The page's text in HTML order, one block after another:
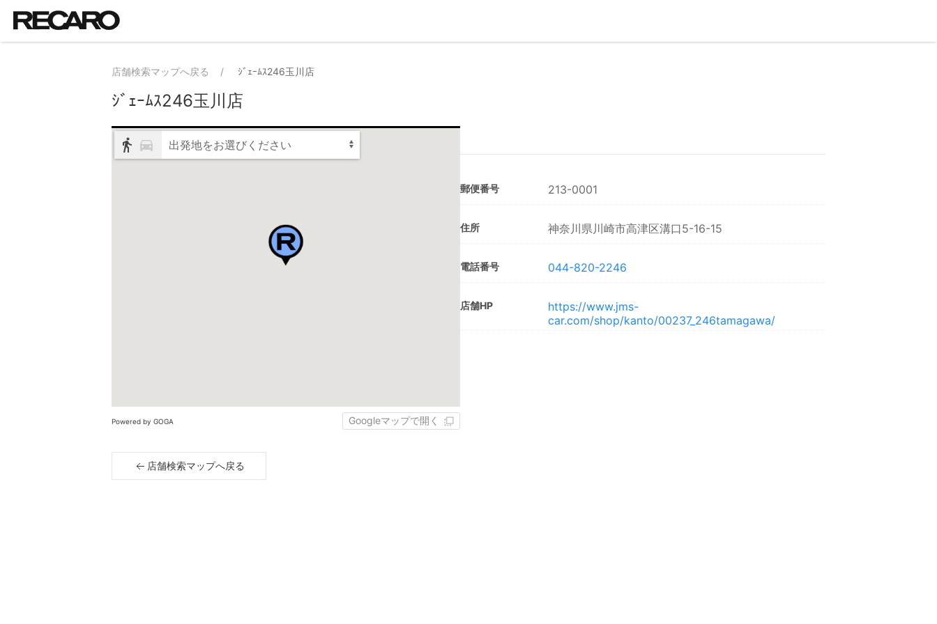
店舗検索マップへ戻る ｼﾞｪｰﾑｽ246玉川店
ｼﾞｪｰﾑｽ246玉川店
出発地をお選びください
Powered by GOGA Googleマップで開く
郵便番号 213-0001
住所 神奈川県川崎市高津区溝口5-16-15
電話番号 044-820-2246
店舗HP
https://www.jms-
car.com/shop/kanto/00237_246tamagawa/
店舗検索マップへ戻る